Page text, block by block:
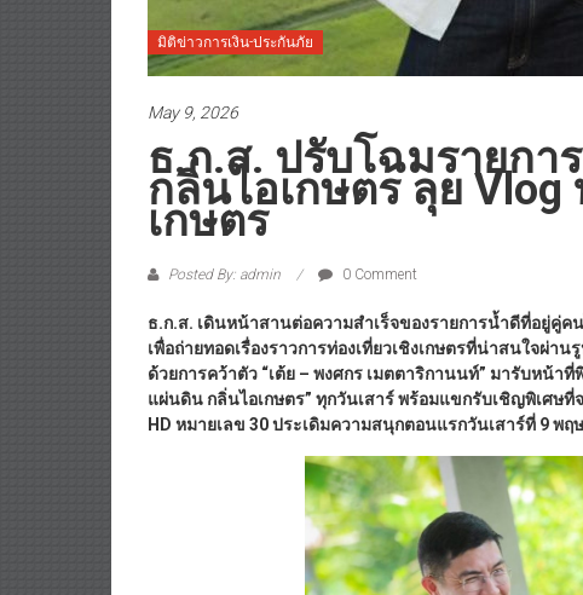
มิติข่าวการเงิน-ประกันภัย
May 9, 2026
ธ.ก.ส. ปรับโฉมรายกา
กลิ่นไอเกษตร ลุย Vlog
เกษตร
Posted By: admin 0 Comment
ธ.ก.ส. เดินหน้าสานต่อความสำเร็จของรายการน้ำดีที่อยู่คู่ค
เพื่อถ่ายทอดเรื่องราวการท่องเที่ยวเชิงเกษตรที่น่าสนใจผ่าน
ด้วยการคว้าตัว “เต้ย – พงศกร เมตตาริกานนท์” มารับหน้า
แผ่นดิน กลิ่นไอเกษตร” ทุกวันเสาร์ พร้อมแขกรับเชิญพิเศษ
HD หมายเลข 30 ประเดิมความสนุกตอนแรกวันเสาร์ที่ 9 พ